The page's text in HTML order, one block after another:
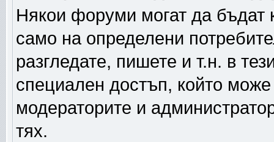
Някои форуми могат да бъдат
само на определени
разгледате, пишете и т.н. в
специален достъп, който
модераторите и
тях.